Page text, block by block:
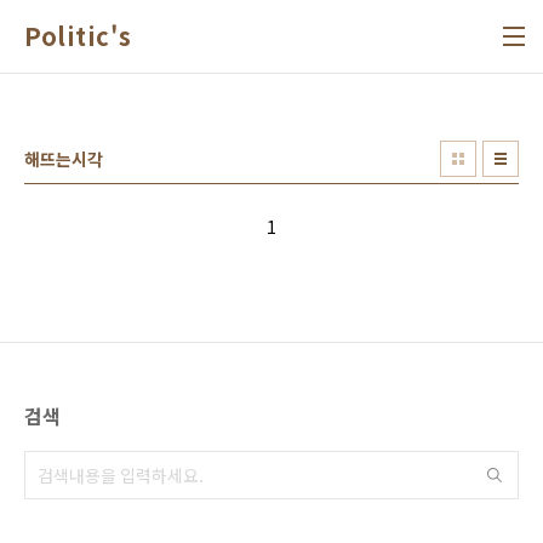
Politic's
해뜨는시각
1
검색